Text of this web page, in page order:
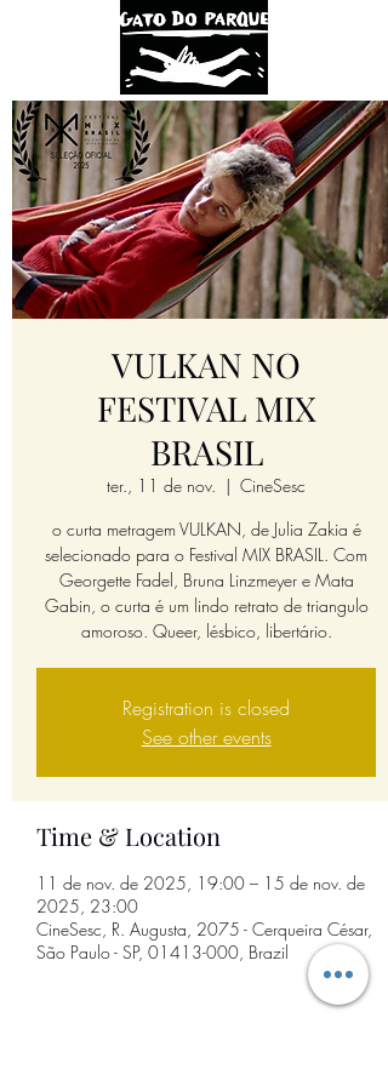
VULKAN NO
FESTIVAL MIX
BRASIL
ter., 11 de nov.
  |
CineSesc
o curta metragem VULKAN, de Julia Zakia é
selecionado para o Festival MIX BRASIL. Com
Georgette Fadel, Bruna Linzmeyer e Mata
Gabin, o curta é um lindo retrato de triangulo
amoroso. Queer, lésbico, libertário.
Registration is closed
See other events
Time & Location
11 de nov. de 2025, 19:00 – 15 de nov. de
2025, 23:00
CineSesc, R. Augusta, 2075 - Cerqueira César,
São Paulo - SP, 01413-000, Brazil